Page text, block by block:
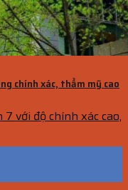
chính xác, thẩm mỹ cao
với độ chính xác cao,